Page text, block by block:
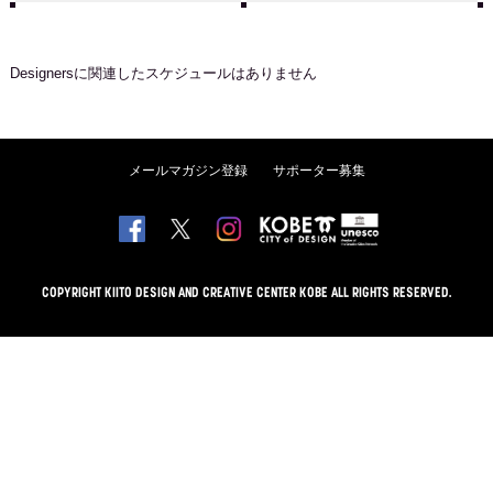
Designersに関連したスケジュールはありません
メールマガジン登録 サポーター募集
COPYRIGHT KIITO DESIGN AND CREATIVE CENTER KOBE ALL RIGHTS RESERVED.